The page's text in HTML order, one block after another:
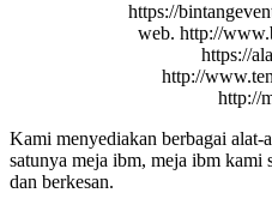
https://
web. http://
https://
http://
http://
Kami menyediakan berbagai alat-
satunya meja ibm, meja ibm kami
dan berkesan.